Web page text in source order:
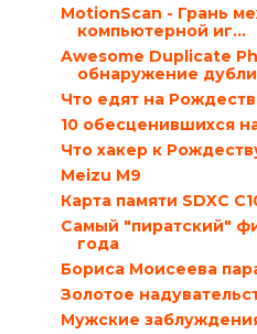
MotionScan - Грань
компьютерной иг...
Awesome Duplicate
обнаружение
Что едят на
10 обесценившихся
Что хакер к
Meizu M9
Карта памяти SDXC
Самый "пиратский"
года
Бориса Моисеева
Золотое
Мужские